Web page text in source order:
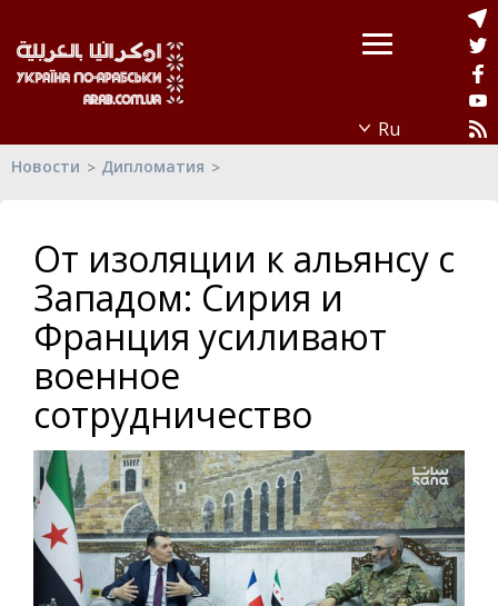
Новости Дипломатия
От изоляции к альянсу с
Западом: Сирия и
Франция усиливают
военное
сотрудничество